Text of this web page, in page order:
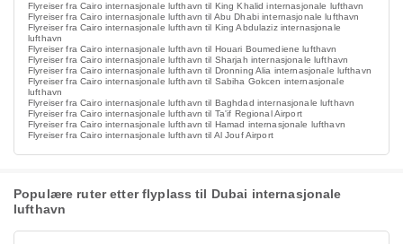
Flyreiser fra Cairo internasjonale lufthavn til King Khalid internasjonale lufthavn
Flyreiser fra Cairo internasjonale lufthavn til Abu Dhabi internasjonale lufthavn
Flyreiser fra Cairo internasjonale lufthavn til King Abdulaziz internasjonale
lufthavn
Flyreiser fra Cairo internasjonale lufthavn til Houari Boumediene lufthavn
Flyreiser fra Cairo internasjonale lufthavn til Sharjah internasjonale lufthavn
Flyreiser fra Cairo internasjonale lufthavn til Dronning Alia internasjonale lufthavn
Flyreiser fra Cairo internasjonale lufthavn til Sabiha Gokcen internasjonale
lufthavn
Flyreiser fra Cairo internasjonale lufthavn til Baghdad internasjonale lufthavn
Flyreiser fra Cairo internasjonale lufthavn til Ta'if Regional Airport
Flyreiser fra Cairo internasjonale lufthavn til Hamad internasjonale lufthavn
Flyreiser fra Cairo internasjonale lufthavn til Al Jouf Airport
Populære ruter etter flyplass til Dubai internasjonale
lufthavn